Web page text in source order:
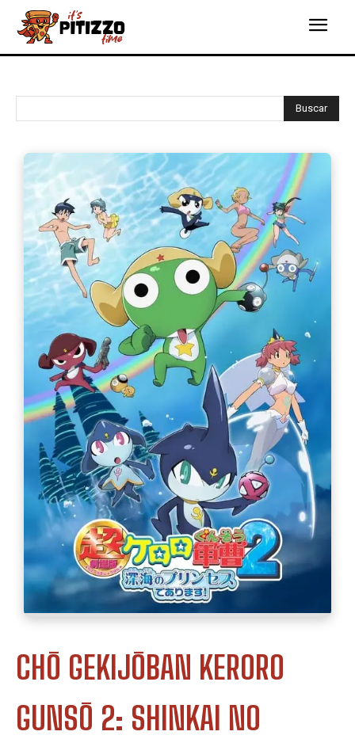
Buscar
CHŌ GEKIJŌBAN KERORO
GUNSŌ 2: SHINKAI NO